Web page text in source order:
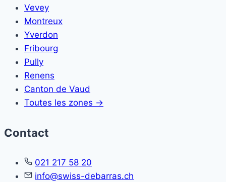
Vevey
Montreux
Yverdon
Fribourg
Pully
Renens
Canton de Vaud
Toutes les zones →
Contact
021 217 58 20
info@swiss-debarras.ch